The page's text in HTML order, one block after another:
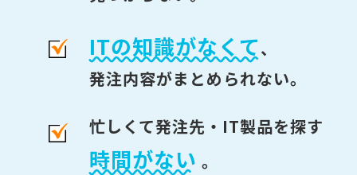
ITの知識がなくて、
発注内容がまとめられない。
忙しくて発注先・IT製品を探す
時間がない 。